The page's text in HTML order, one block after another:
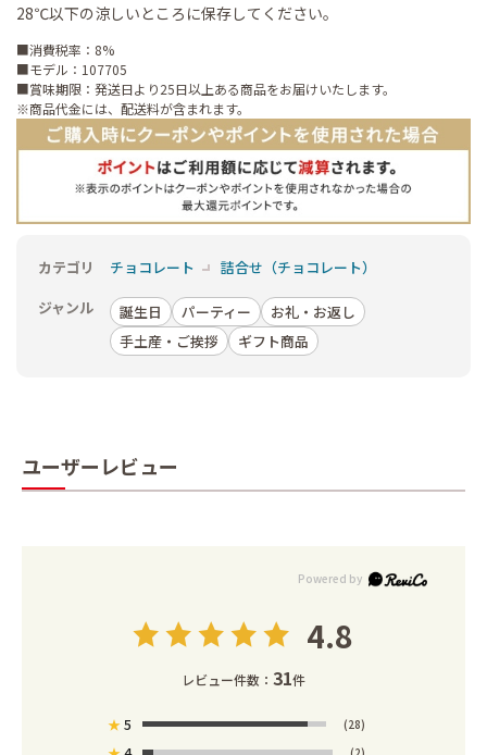
28℃以下の涼しいところに保存してください。
■消費税率：8%
■モデル：107705
■賞味期限：発送日より25日以上ある商品をお届けいたします。
※商品代金には、配送料が含まれます。
カテゴリ チョコレート
詰合せ（チョコレート）
ジャンル
誕生日 パーティー
お礼・お返し
手土産・ご挨拶
ギフト商品
ユーザーレビュー
4.8
レビュー件数： 31件
★5 (28)